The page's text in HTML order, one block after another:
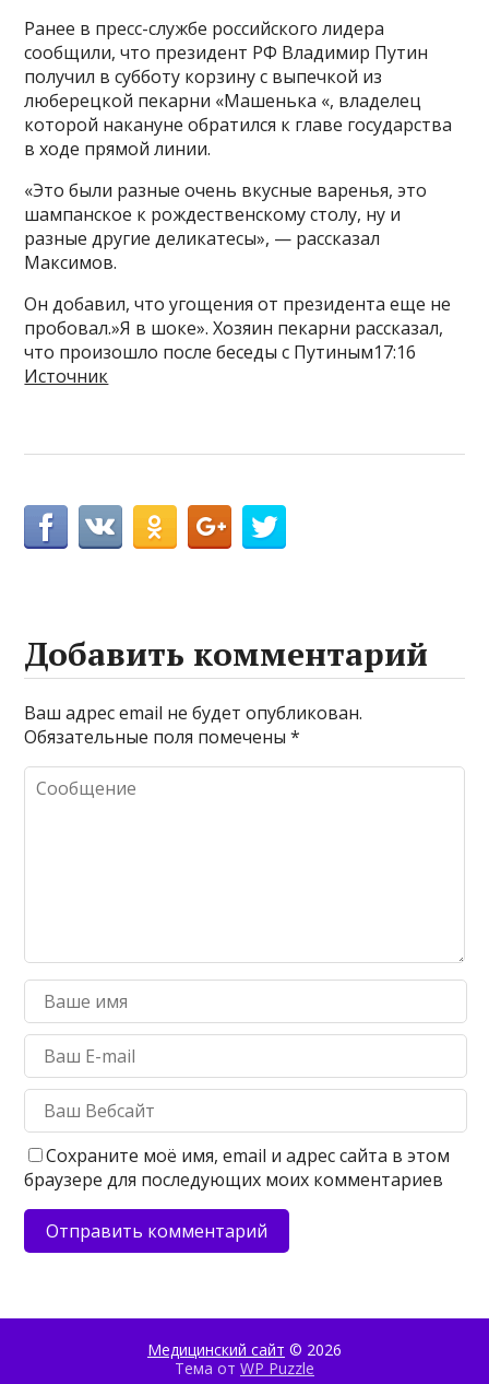
Ранее в пресс-службе российского лидера
сообщили, что президент РФ Владимир Путин
получил в субботу корзину с выпечкой из
люберецкой пекарни «Машенька «, владелец
которой накануне обратился к главе государства
в ходе прямой линии.
«Это были разные очень вкусные варенья, это
шампанское к рождественскому столу, ну и
разные другие деликатесы», — рассказал
Максимов.
Он добавил, что угощения от президента еще не
пробовал.»Я в шоке». Хозяин пекарни рассказал,
что произошло после беседы с Путиным17:16
Источник
Добавить комментарий
Ваш адрес email не будет опубликован.
Обязательные поля помечены*
Сохраните моё имя, email и адрес сайта в этом
браузере для последующих моих комментариев
Медицинский сайт © 2026
Тема от WP Puzzle